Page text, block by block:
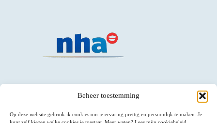
Beheer toestemming
Op deze website gebruik ik cookies om je ervaring prettig en persoonlijk te maken. Je
kunt zelf kiezen welke cookies je toestaat. Meer weten? Lees mijn cookiebeleid.